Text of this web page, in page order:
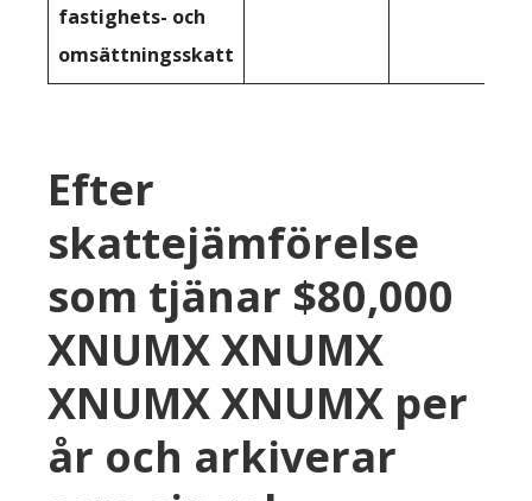
fastighets- och
omsättningsskatt
Efter
skattejämförelse
som tjänar $80,000
XNUMX XNUMX
XNUMX XNUMX per
år och arkiverar